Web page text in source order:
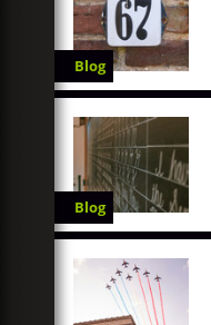
Blog
Blog